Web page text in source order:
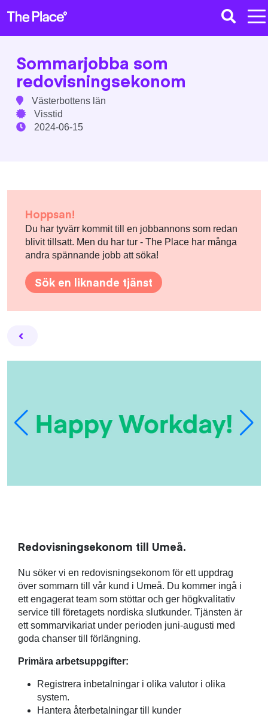
Sommarjobba som
redovisningsekonom
Västerbottens län
Visstid
2024-06-15
Hoppsan!
Du har tyvärr kommit till en jobbannons som redan
blivit tillsatt. Men du har tur - The Place har många
andra spännande jobb att söka!
Sök en liknande tjänst
Redovisningsekonom till Umeå.
Nu söker vi en redovisningsekonom för ett uppdrag
över sommarn till vår kund i Umeå. Du kommer ingå i
ett engagerat team som stöttar och ger högkvalitativ
service till företagets nordiska slutkunder. Tjänsten är
ett sommarvikariat under perioden juni-augusti med
goda chanser till förlängning.
Primära arbetsuppgifter:
Registrera inbetalningar i olika valutor i olika
system.
Hantera återbetalningar till kunder